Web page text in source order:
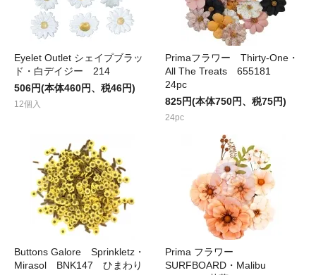
Eyelet Outlet シェイプブラッ
ド・白デイジー 214
506円(本体460円、税46円)
12個入
Primaフラワー Thirty-One・
All The Treats 655181
24pc
825円(本体750円、税75円)
24pc
Buttons Galore Sprinkletz・
Mirasol BNK147 ひまわり
Prima フラワー
SURFBOARD・Malibu